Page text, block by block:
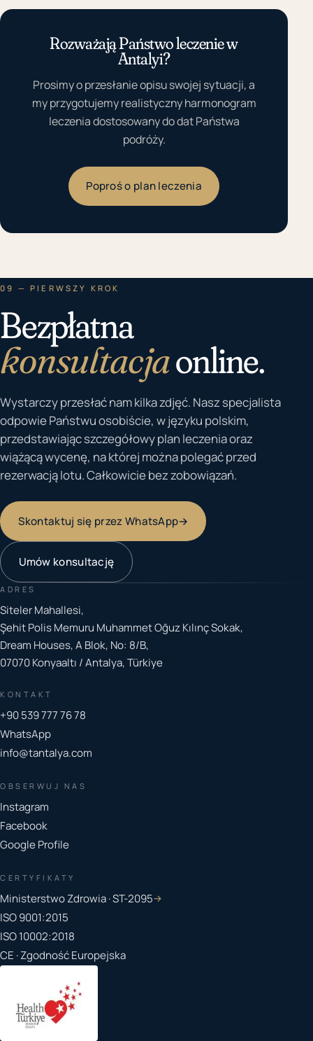
Rozważają Państwo leczenie w
Antalyi?
Prosimy o przesłanie opisu swojej sytuacji, a
my przygotujemy realistyczny harmonogram
leczenia dostosowany do dat Państwa
podróży.
Poproś o plan leczenia
09 — PIERWSZY KROK
Bezpłatna
konsultacjaonline.
Wystarczy przesłać nam kilka zdjęć. Nasz specjalista
odpowie Państwu osobiście, w języku polskim,
przedstawiając szczegółowy plan leczenia oraz
wiążącą wycenę, na której można polegać przed
rezerwacją lotu. Całkowicie bez zobowiązań.
Skontaktuj się przez WhatsApp→
Umów konsultację
ADRES
Siteler Mahallesi,
Şehit Polis Memuru Muhammet Oğuz Kılınç Sokak,
Dream Houses, A Blok, No: 8/B,
07070 Konyaaltı / Antalya, Türkiye
KONTAKT
+90 539 777 76 78
WhatsApp
info@tantalya.com
OBSERWUJ NAS
Instagram
Facebook
Google Profile
CERTYFIKATY
Ministerstwo Zdrowia · ST-2095→
ISO 9001:2015
ISO 10002:2018
CE · Zgodność Europejska